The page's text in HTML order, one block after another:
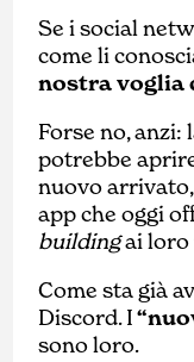
Se i social
come li
nostra voglia
Forse no,
potrebbe
nuovo
app che oggi
buildingai
Come sta già
Discord. I
sono loro.